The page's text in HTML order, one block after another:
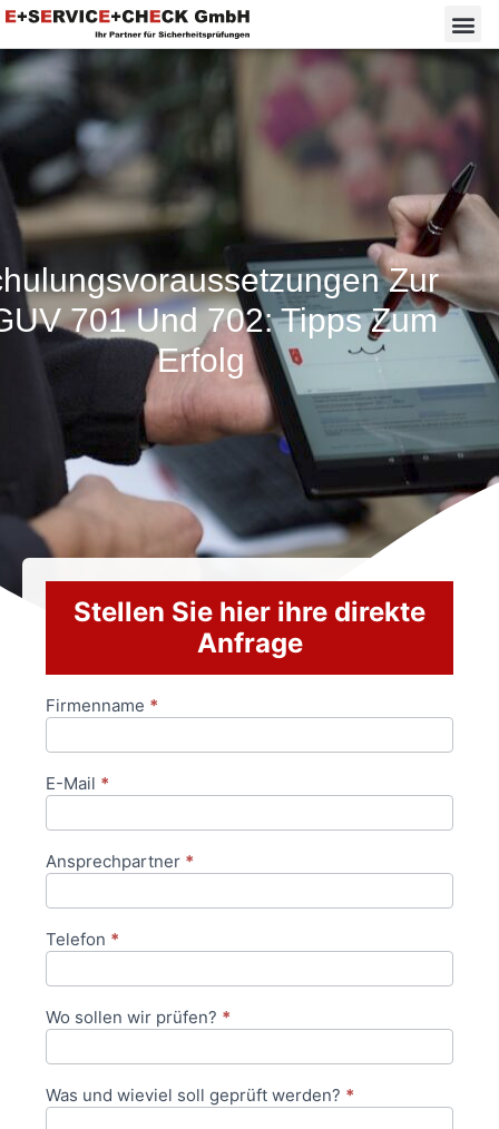
Zur
701 Und 702: Tipps Zum
Erfolg
Stellen Sie hier ihre direkte
Anfrage
Anfrageformular
Firmenname *
E-Mail *
Ansprechpartner *
Telefon *
Wo sollen wir prüfen? *
Was und wieviel soll geprüft werden? *